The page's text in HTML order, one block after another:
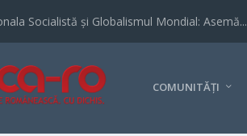
Socialistă și Globalismul Mondial: Asemă...
COMUNITĂȚI